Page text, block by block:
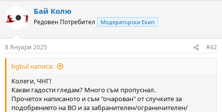
t
s
:
Бай Колю
Редовен Потребител Модераторски Екип
8 Януари 2025 #42
bgbul написа:
Колеги, ЧНГ!
Какви гадости гледам? Много съм пропуснал.
Прочетох написаното и съм "очарован" от случките за
подобрението на ВО и за забранителен/ограничителен/